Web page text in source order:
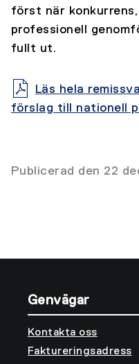
först när
professionell
fullt ut.
Läs hela
förslag till nationell
Publicerad den 22
Genvägar
Kontakta oss
Faktureringsadress